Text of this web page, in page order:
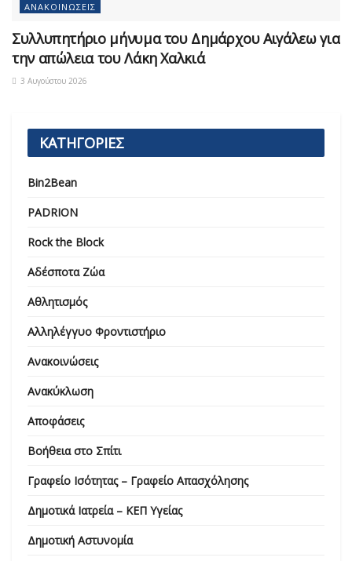
ΑΝΑΚΟΙΝΏΣΕΙΣ
Συλλυπητήριο μήνυμα του Δημάρχου Αιγάλεω για
την απώλεια του Λάκη Χαλκιά
3 Αυγούστου 2026
ΚΑΤΗΓΟΡΙΕΣ
Bin2Bean
PADRION
Rock the Block
Αδέσποτα Ζώα
Αθλητισμός
Αλληλέγγυο Φροντιστήριο
Ανακοινώσεις
Ανακύκλωση
Αποφάσεις
Βοήθεια στο Σπίτι
Γραφείο Ισότητας – Γραφείο Απασχόλησης
Δημοτικά Ιατρεία – ΚΕΠ Υγείας
Δημοτική Αστυνομία